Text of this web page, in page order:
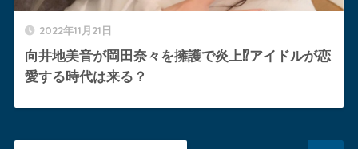
2022年11月21日
向井地美音が岡田奈々を擁護で炎上⁉︎アイドルが恋
愛する時代は来る？